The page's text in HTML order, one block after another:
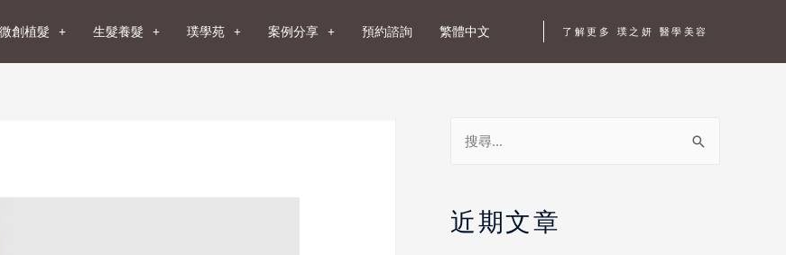
微創植髮 生髮養髮 璞學苑 案例分享 預約諮詢 繁體中文 了解更多 璞之妍 醫學美容
近期文章